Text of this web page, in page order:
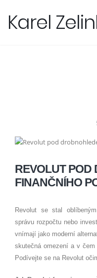
Karel
REVOLUT POD
FINANČNÍHO
Revolut se stal
správu rozpočtu nebo
vnímají jako moderní
skutečná omezení a v
Podívejte se na Revolut